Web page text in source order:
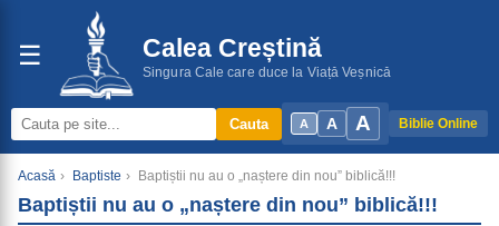
☰ Calea Creștină
Singura Cale care duce la Viață Veșnică
A A A Biblie Online
Cauta
Acasă › Baptiste › Baptiștii nu au o „naștere din nou” biblică!!!
Baptiștii nu au o „naștere din nou” biblică!!!